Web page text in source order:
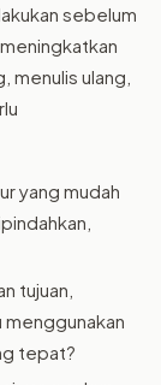
sebelum
menulis ulang,
yang mudah
tujuan,
menggunakan
tepat?